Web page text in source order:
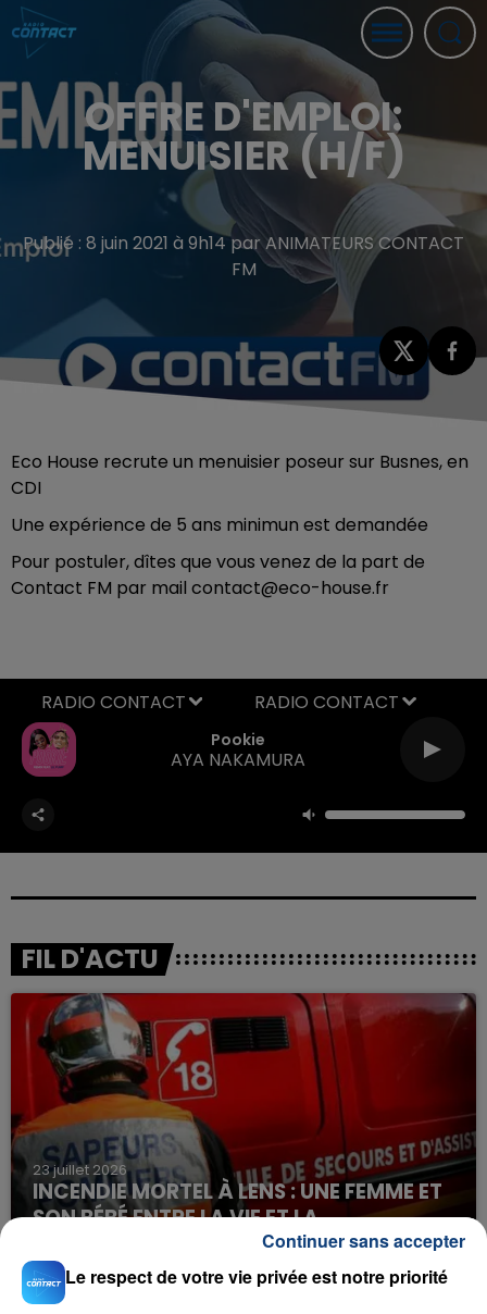
OFFRE D'EMPLOI:
MENUISIER (H/F)
Publié : 8 juin 2021 à 9h14 par ANIMATEURS CONTACT
FM
Eco House recrute un menuisier poseur sur Busnes, en
CDI
Une expérience de 5 ans minimun est demandée
Pour postuler, dîtes que vous venez de la part de
Contact FM par mail contact@eco-house.fr
Pookie
AYA NAKAMURA
RADIO CONTACT
FIL D'ACTU
23 juillet 2026
INCENDIE MORTEL À LENS : UNE FEMME ET
SON BÉBÉ ENTRE LA VIE ET LA...
Un homme s'est immolé par le feu après avoir
aspergé sa compagne et leur bébé de trois mois
d'un liquide inflammable.
Le respect de votre vie privée est notre priorité
Continuer sans accepter